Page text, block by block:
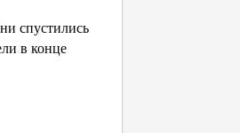
спустились
в конце